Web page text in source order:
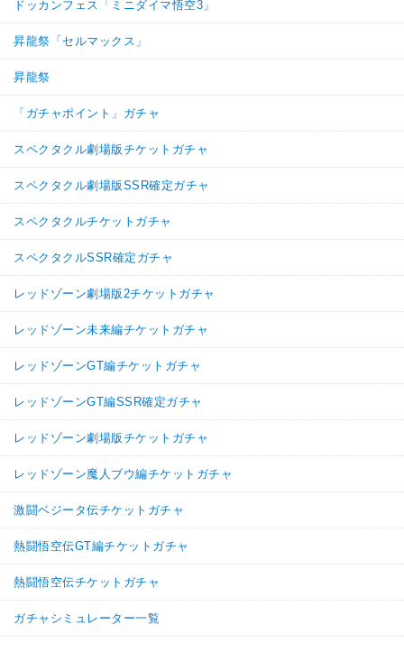
ドッカンフェス「ミニダイマ悟空3」
昇龍祭「セルマックス」
昇龍祭
「ガチャポイント」ガチャ
スペクタクル劇場版チケットガチャ
スペクタクル劇場版SSR確定ガチャ
スペクタクルチケットガチャ
スペクタクルSSR確定ガチャ
レッドゾーン劇場版2チケットガチャ
レッドゾーン未来編チケットガチャ
レッドゾーンGT編チケットガチャ
レッドゾーンGT編SSR確定ガチャ
レッドゾーン劇場版チケットガチャ
レッドゾーン魔人ブウ編チケットガチャ
激闘ベジータ伝チケットガチャ
熱闘悟空伝GT編チケットガチャ
熱闘悟空伝チケットガチャ
ガチャシミュレーター一覧